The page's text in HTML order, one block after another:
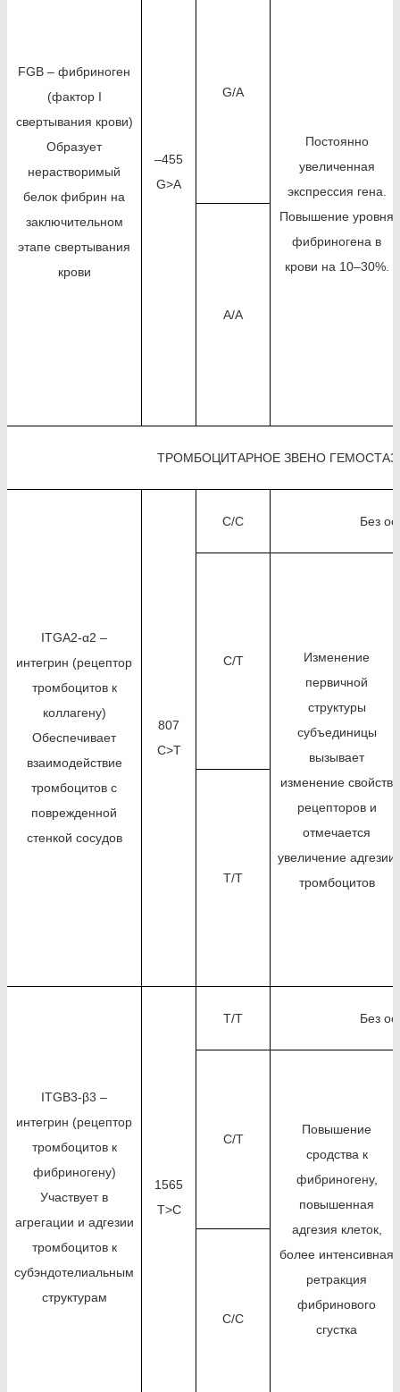
FGB – фибриноген
(фактор I
свертывания крови)
Образует
нерастворимый
белок фибрин на
заключительном
этапе свертывания
крови
–455
G>A
G/A
Постоянно
увеличенная
экспрессия гена.
Повышение уровня
фибриногена в
крови на 10–30%.
A/A
ТРОМБОЦИТАРНОЕ ЗВЕНО
ITGA2-α2 –
интегрин (рецептор
тромбоцитов к
коллагену)
Обеспечивает
взаимодействие
тромбоцитов с
поврежденной
стенкой сосудов
807
C>T
C/C Без
C/T
Изменение
первичной
структуры
субъединицы
вызывает
изменение свойств
рецепторов и
отмечается
увеличение адгезии
тромбоцитов
T/T
ITGB3-β3 –
интегрин (рецептор
тромбоцитов к
фибриногену)
Участвует в
агрегации и адгезии
тромбоцитов к
субэндотелиальным
структурам
1565
T>C
T/T Без
C/T
Повышение
сродства к
фибриногену,
повышенная
адгезия клеток,
более интенсивная
ретракция
фибринового
сгустка
C/C